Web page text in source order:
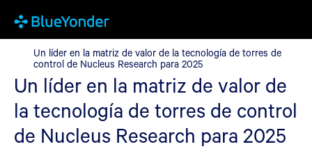
Un líder en la matriz de valor de la tecnología de torres de
Un líder en la matriz de valor de la tecnología de torres de
control de Nucleus Research para 2025
Un líder en la matriz de valor de
la tecnología de torres de control
de Nucleus Research para 2025